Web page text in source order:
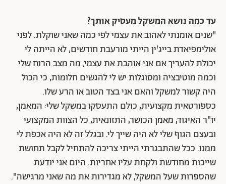
עד כמה נושא המשקל מעסיק אותך?
"שנים אומנתי לאהוב את עצמי לפי כמה שאני שוקלת. לפני
אולימפיאדת בייג'ין הייתי מורעבת חודשים, לא הייתה לי
יכולת להעריך אם אני אוהבת את עצמי, מה מצב הרוח שלי
וכמה מוטיבציה ומסוגלות יש לי להגשים חלומות, כי הכול
היה קשור למשקל והאם אני בצד הטוב או הרע שלו.
כספורטאית מקצועית, כולם התעסקו במשקל שלי: המאמן,
יו"ר האיגוד, מאמן הכושר, התזונאית, כל הצוות המקצועי
ובעצם הגוף שלי לא היה שייך לי. ובגלל זה לא היה אכפת לי
ממנו. ככל שהתבגרתי הייתי צריכה להתחיל לקבל תחושת
שייכות מחודשת ולקחת עליו אחריות. היום אני יודעת
שהספרות שעל המשקל, לא מגדירות את מה שאני מרגישה".